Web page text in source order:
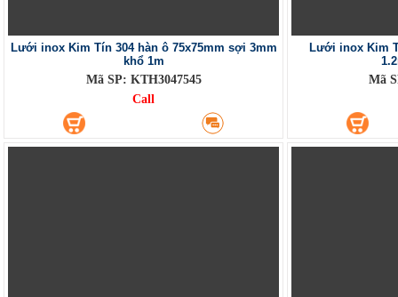
Lưới inox Kim Tín 304 hàn ô 75x75mm sợi 3mm
khổ 1m
Mã SP: KTH3047545
Call
Lưới inox Kim
Mã